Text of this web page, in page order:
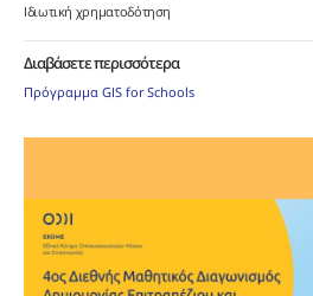
Ιδιωτική χρηματοδότηση
Διαβάσετε περισσότερα
Πρόγραμμα GIS for Schools